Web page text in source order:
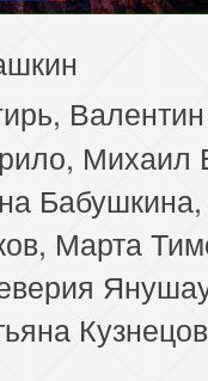
Валентин
Михаил
Марта